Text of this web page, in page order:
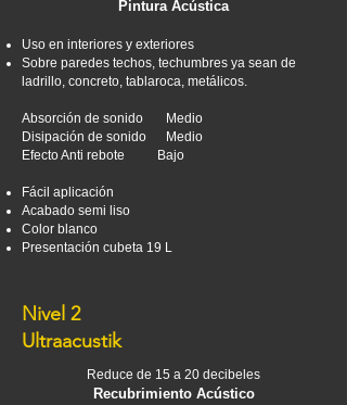
Pintura Acústica
Uso en interiores y exteriores
Sobre paredes techos, techumbres ya sean de
ladrillo, concreto, tablaroca, metálicos.
Absorción de sonido Medio
Disipación de sonido Medio
Efecto Anti rebote Bajo
Fácil aplicación
Acabado semi liso
Color blanco
Presentación cubeta 19 L
Nivel 2
Ultraacustik
Reduce de 15 a 20 decibeles
Recubrimiento Acústico